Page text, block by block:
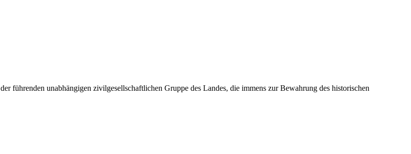
führenden unabhängigen zivilgesellschaftlichen Gruppe des Landes, die immens zur Bewahrung des historischen